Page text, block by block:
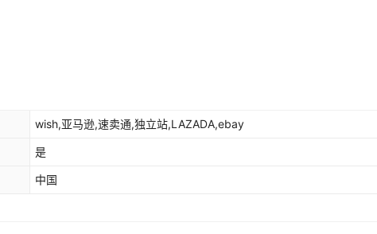
wish,亚马逊,速卖通,独立站,LAZADA,ebay
是
中国